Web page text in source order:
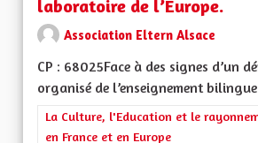
laboratoire de l’Europe.
Association Eltern Alsace
CP : 68025Face à des signes d’un
organisé de l’enseignement
Filtrer les résultats de la catégorie :
La Culture, l'Education et le
en France et en Europe